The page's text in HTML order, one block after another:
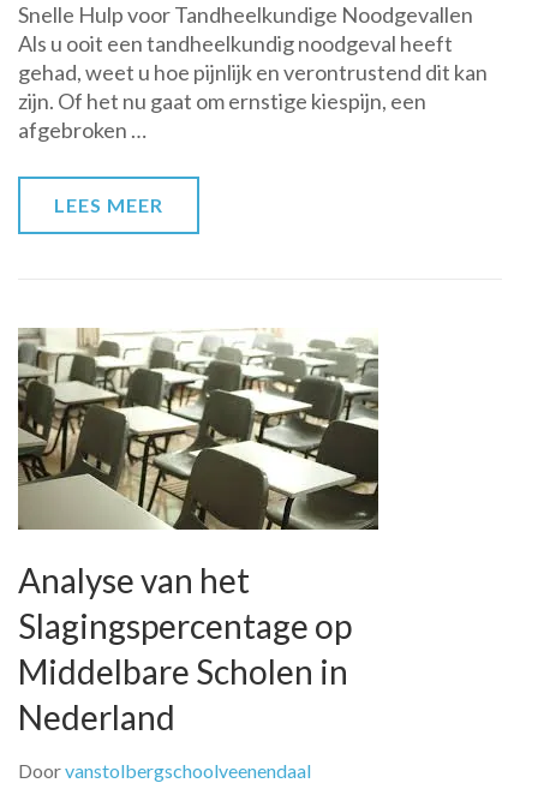
Noodtandarts
voor
Spoedeisende
Tandheelkundige
Snelle Hulp voor Tandheelkundige Noodgevallen
Als u ooit een tandheelkundig noodgeval heeft
gehad, weet u hoe pijnlijk en verontrustend dit kan
zijn. Of het nu gaat om ernstige kiespijn, een
afgebroken …
LEES MEER
Analyse van het
Slagingspercentage op
Middelbare Scholen in
Nederland
Doorvanstolbergschoolveenendaal